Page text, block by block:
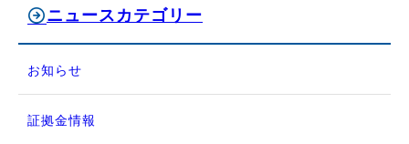
ニュースカテゴリー
お知らせ
証拠金情報